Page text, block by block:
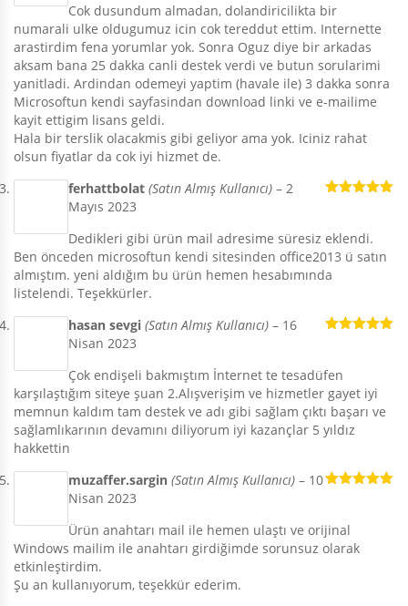
Cok dusundum almadan, dolandiricilikta bir
numarali ulke oldugumuz icin cok tereddut ettim. Internette
arastirdim fena yorumlar yok. Sonra Oguz diye bir arkadas
aksam bana 25 dakka canli destek verdi ve butun sorularimi
yanitladi. Ardindan odemeyi yaptim (havale ile) 3 dakka sonra
Microsoftun kendi sayfasindan download linki ve e-mailime
kayit ettigim lisans geldi.
Hala bir terslik olacakmis gibi geliyor ama yok. Iciniz rahat
olsun fiyatlar da cok iyi hizmet de.
ferhattbolat (Satın Almış Kullanıcı) – 2
Mayıs 2023
Dedikleri gibi ürün mail adresime süresiz eklendi.
Ben önceden microsoftun kendi sitesinden office2013 ü satın
almıştım. yeni aldığım bu ürün hemen hesabımında
listelendi. Teşekkürler.
hasan sevgi (Satın Almış Kullanıcı) – 16
Nisan 2023
Çok endişeli bakmıştım İnternet te tesadüfen
karşılaştığım siteye şuan 2.Alışverişim ve hizmetler gayet iyi
memnun kaldım tam destek ve adı gibi sağlam çıktı başarı ve
sağlamlıkarının devamını diliyorum iyi kazançlar 5 yıldız
hakkettin
muzaffer.sargin (Satın Almış Kullanıcı) – 10
Nisan 2023
Ürün anahtarı mail ile hemen ulaştı ve orijinal
Windows mailim ile anahtarı girdiğimde sorunsuz olarak
etkinleştirdim.
Şu an kullanıyorum, teşekkür ederim.